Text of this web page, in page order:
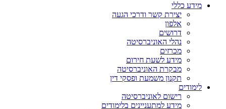
מידע כללי
יצירת קשר ודרכי הגעה
אלפון
דרושים
נהלי האוניברסיטה
מכרזים
מידע לשעת חירום
מבקרת האוניברסיטה
תקנון משמעת ופסקי דין
לימודים
רישום לאוניברסיטה
מידע למתעניינים בלימודים